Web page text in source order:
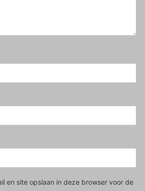
en site opslaan in deze browser voor de